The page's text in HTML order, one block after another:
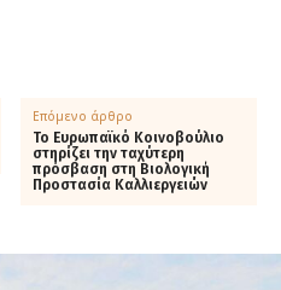
Επόμενο άρθρο
Το Ευρωπαϊκό Κοινοβούλιο
στηρίζει την ταχύτερη
πρόσβαση στη Βιολογική
Προστασία Καλλιεργειών